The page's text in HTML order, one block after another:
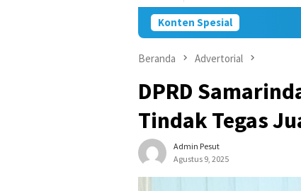
Konten Spesial
Beranda Advertorial
DPRD
Tindak Tegas
Admin Pesut
Agustus 9, 2025